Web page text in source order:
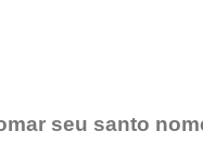
seu santo